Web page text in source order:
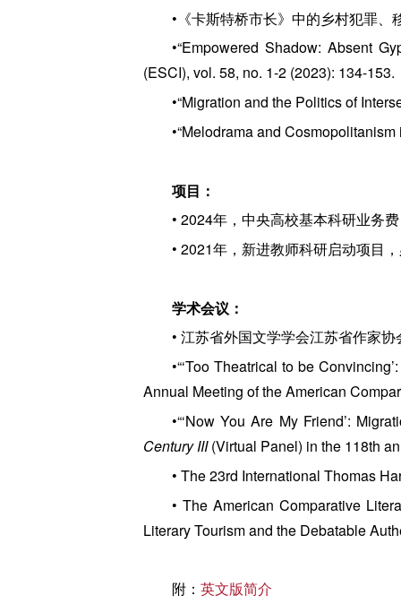
•《卡斯特桥市长》中的乡村犯罪
•“Empowered Shadow: Absent
(ESCI), vol. 58, no. 1-2 (2023): 134-153.
•“Migration and the Politics of
•“Melodrama and
项目：
• 2024年，中央高校基本科研业务
• 2021年，新进教师科研启动项目
学术会议：
• 江苏省外国文学学会江苏省作家
•“‘Too Theatrical to be
Annual Meeting of the American
•“‘Now You Are My Friend’:
Century III(Virtual Panel) in the 118th
• The 23rd International Thomas
• The American Comparative
Literary Tourism and the Debatable
附： 英文版简介